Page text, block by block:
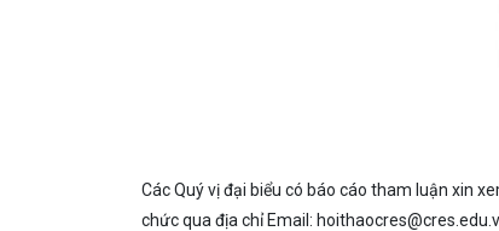
Các Quý vị đại biểu có báo cáo tham luận xin
chức qua địa chỉ Email: